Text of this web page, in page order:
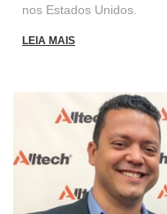
nos Estados Unidos.
LEIA MAIS